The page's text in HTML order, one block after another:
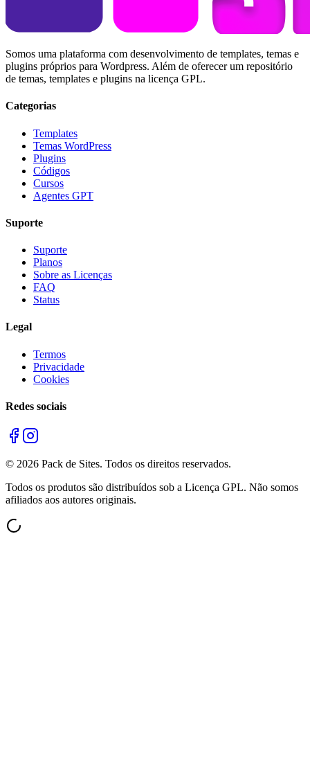
Somos uma plataforma com desenvolvimento de templates, temas e
plugins próprios para Wordpress. Além de oferecer um repositório
de temas, templates e plugins na licença GPL.
Categorias
Templates
Temas WordPress
Plugins
Códigos
Cursos
Agentes GPT
Suporte
Suporte
Planos
Sobre as Licenças
FAQ
Status
Legal
Termos
Privacidade
Cookies
Redes sociais
© 2026 Pack de Sites. Todos os direitos reservados.
Todos os produtos são distribuídos sob a Licença GPL. Não somos
afiliados aos autores originais.